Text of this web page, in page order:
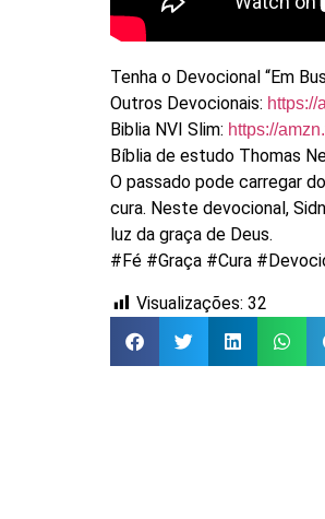
Tenha o Devocional “Em
Outros Devocionais: https://
Biblia NVI Slim: https://
Bíblia de estudo Thomas
O passado pode carregar
cura. Neste devocional,
luz da graça de Deus.
#Fé #Graça #Cura
Visualizações: 32